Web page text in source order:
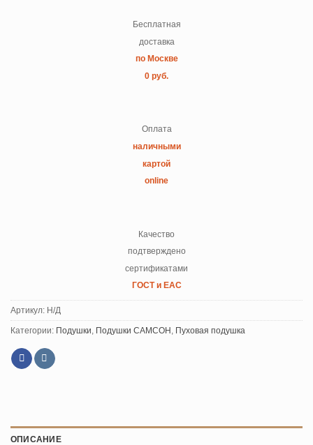
Бесплатная
доставка
по Москве
0 руб.
Оплата
наличными
картой
online
Качество
подтверждено
сертификатами
ГОСТ и ЕАС
Артикул: Н/Д
Категории: Подушки Подушки САМСОН Пуховая подушка
ОПИСАНИЕ